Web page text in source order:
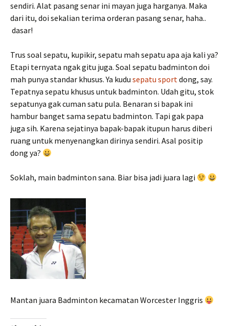
sendiri. Alat pasang senar ini mayan juga harganya. Maka
dari itu, doi sekalian terima orderan pasang senar, haha..
dasar!
Trus soal sepatu, kupikir, sepatu mah sepatu apa aja kali ya?
Etapi ternyata ngak gitu juga. Soal sepatu badminton doi
mah punya standar khusus. Ya kudu sepatu sportdong, say.
Tepatnya sepatu khusus untuk badminton. Udah gitu, stok
sepatunya gak cuman satu pula. Benaran si bapak ini
hambur banget sama sepatu badminton. Tapi gak papa
juga sih. Karena sejatinya bapak-bapak itupun harus diberi
ruang untuk menyenangkan dirinya sendiri. Asal positip
dong ya?
Soklah, main badminton sana. Biar bisa jadi juara lagi
Mantan juara Badminton kecamatan Worcester Inggris